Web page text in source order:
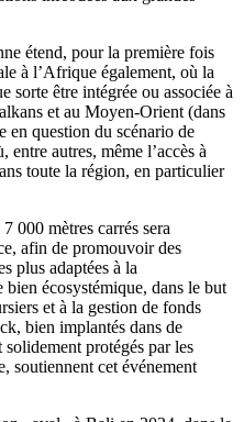
étend, pour la première fois
à l’Afrique également, où la
sorte être intégrée ou associée à
et au Moyen-Orient (dans
en question du scénario de
autres, même l’accès à
toute la région, en particulier
000 mètres carrés sera
afin de promouvoir des
plus adaptées à la
écosystémique, dans le but
et à la gestion de fonds
bien implantés dans de
protégés par les
soutiennent cet événement